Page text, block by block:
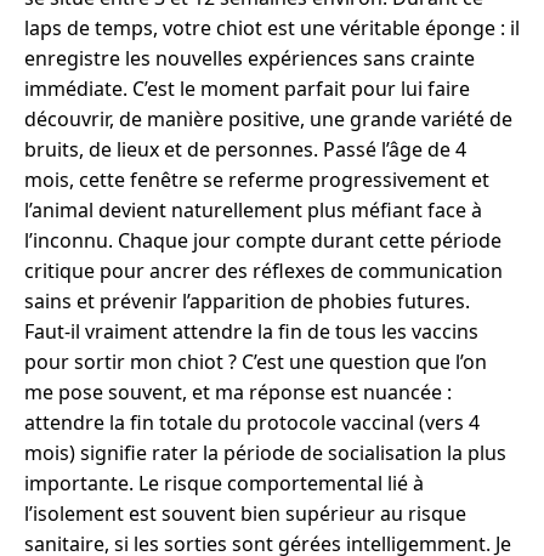
laps de temps, votre chiot est une véritable éponge : il
enregistre les nouvelles expériences sans crainte
immédiate. C’est le moment parfait pour lui faire
découvrir, de manière positive, une grande variété de
bruits, de lieux et de personnes. Passé l’âge de 4
mois, cette fenêtre se referme progressivement et
l’animal devient naturellement plus méfiant face à
l’inconnu. Chaque jour compte durant cette période
critique pour ancrer des réflexes de communication
sains et prévenir l’apparition de phobies futures.
Faut-il vraiment attendre la fin de tous les vaccins
pour sortir mon chiot ? C’est une question que l’on
me pose souvent, et ma réponse est nuancée :
attendre la fin totale du protocole vaccinal (vers 4
mois) signifie rater la période de socialisation la plus
importante. Le risque comportemental lié à
l’isolement est souvent bien supérieur au risque
sanitaire, si les sorties sont gérées intelligemment. Je